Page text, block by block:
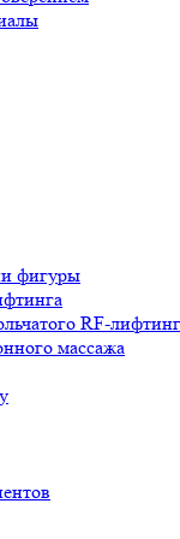
фигуры
RF-
массажа